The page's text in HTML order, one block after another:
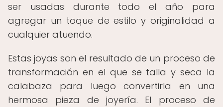
ser usadas durante todo el año para
agregar un toque de estilo y originalidad a
cualquier atuendo.
Estas joyas son el resultado de un proceso de
transformación en el que se talla y seca la
calabaza para luego convertirla en una
hermosa pieza de joyería. El proceso de